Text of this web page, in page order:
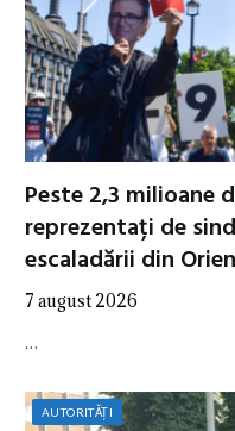
Peste 2,3 milioane
reprezentați de
escaladării din
7 august 2026
…
AUTORITĂȚI